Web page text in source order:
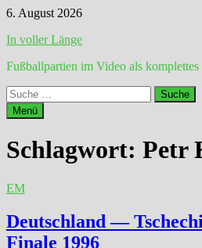
Zum
springen
6. August 2026
In voller Länge
Fußballpartien im Video als komplettes
Suche
nach:
Menü
Schlagwort: Petr
EM
Deutschland —
Finale 1996